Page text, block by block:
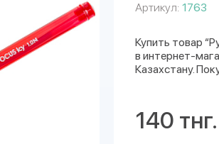
Артикул: 1763
Купить товар
в интернет-
Казахстану.
140 тнг.